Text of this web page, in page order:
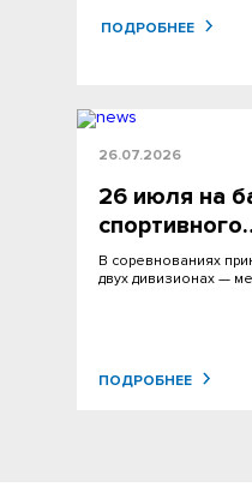
ПОДРОБНЕЕ
26.07.2026
26 июля на
В соревнованиях
двух дивизионах —
ПОДРОБНЕЕ